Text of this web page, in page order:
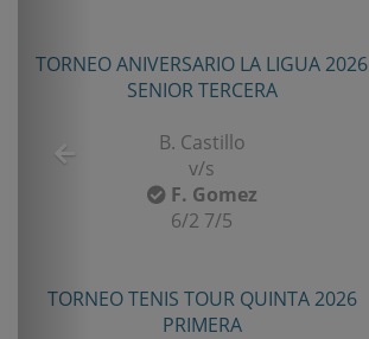
TORNEO ANIVERSARIO LA LIGUA 2026
SENIOR TERCERA
B. Castillo
v/s
F. Gomez
6/2 7/5
TORNEO TENIS TOUR QUINTA 2026
PRIMERA